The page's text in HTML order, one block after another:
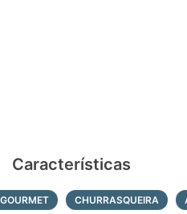
Características
CHURRASQUEIRA